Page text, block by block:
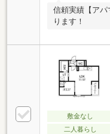
信頼実績【ア
ります！
敷金なし
二人暮らし